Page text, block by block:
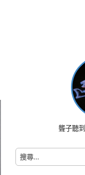
聾子聽
搜
尋